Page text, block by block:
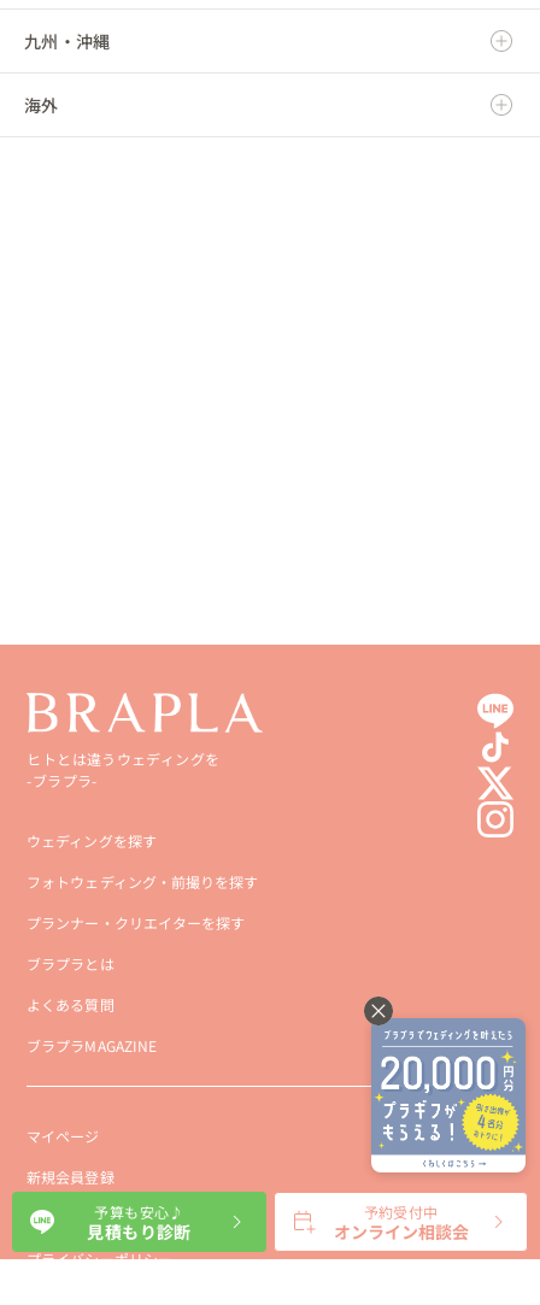
福島県
千葉県
東京都
三重県
石川県
福井県
京都府
大阪府
鳥取県
島根県
九州・沖縄
福岡県
海外
ヒトとは違うウェディングを
-ブラプラ-
ウェディングを探す
フォトウェディング・前撮りを探す
プランナー・クリエイターを探す
ブラプラとは
よくある質問
ブラプラMAGAZINE
マイページ
新規会員登録
会社概要
プライバシーポリシー
予算も安心♪
見積もり診断
予約受付中
オンライン相談会